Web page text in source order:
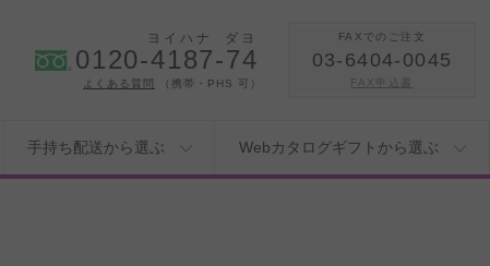
ヨイハナ ダヨ
0120-4187-74
よくある質問 （携帯・PHS 可）
FAXでのご注文
03-6404-0045
FAX申込書
手持ち配送から選ぶ Webカタログギフトから選ぶ